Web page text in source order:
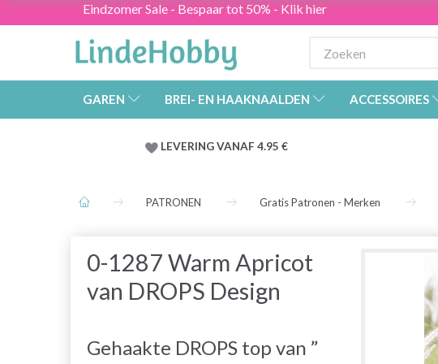
Eindzomer Sale - Bespaar tot 50% - Klik hier
GAREN BREI- EN HAAKNAALDEN ACCESSOIRES
LEVERING VANAF 4.95 €
PATRONEN Gratis Patronen - Merken
0-1287 Warm Apricot
van DROPS Design
Gehaakte DROPS top van ”